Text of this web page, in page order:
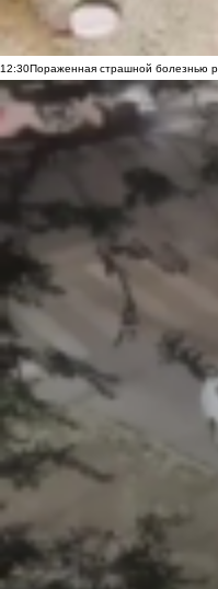
12:30Пораженная страшной болезнью